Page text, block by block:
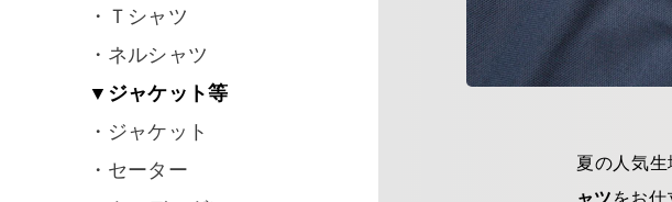
・Ｔシャツ
・ネルシャツ
▼ジャケット等
・ジャケット
・セーター
夏の人気生
ャツをお仕